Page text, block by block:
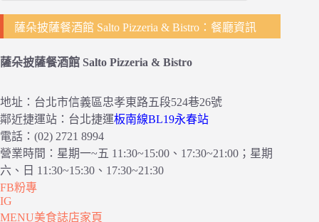
薩朵披薩餐酒館 Salto Pizzeria & Bistro：餐廳資訊
薩朵披薩餐酒館 Salto Pizzeria & Bistro
地址：台北市信義區忠孝東路五段524巷26號
鄰近捷運站：台北捷運板南線BL19永春站
電話：(02) 2721 8994
營業時間：星期一~五 11:30~15:00、17:30~21:00；星期
六、日 11:30~15:30、17:30~21:30
FB粉專
IG
MENU美食誌店家頁